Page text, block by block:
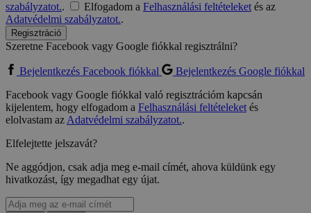
szabályzatot.. Elfogadom a Felhasználási feltételeketés az
Adatvédelmi szabályzatot..
Regisztráció
Szeretne Facebook vagy Google fiókkal regisztrálni?
Bejelentkezés Facebook fiókkal
Bejelentkezés Google fiókkal
Facebook vagy Google fiókkal való regisztrációm kapcsán
kijelentem, hogy elfogadom a Felhasználási feltételeketés
elolvastam azAdatvédelmi szabályzatot..
Elfelejtette jelszavát?
Ne aggódjon, csak adja meg e-mail címét, ahova küldünk egy
hivatkozást, így megadhat egy újat.